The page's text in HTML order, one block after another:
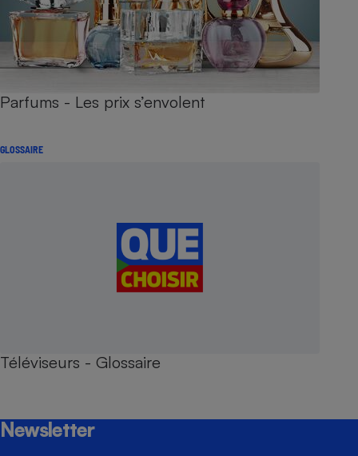
Parfums - Les prix s’envolent
GLOSSAIRE
Téléviseurs - Glossaire
Newsletter